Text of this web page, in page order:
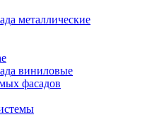
металлические
виниловые
фасадов